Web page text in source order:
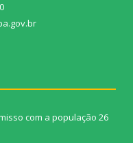
com a população 26